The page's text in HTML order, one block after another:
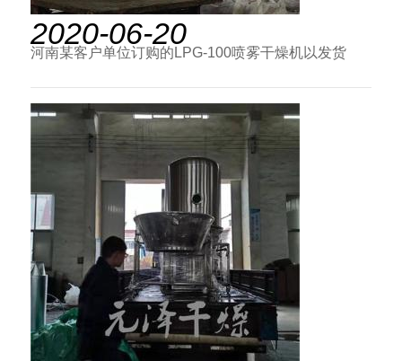
2020-06-20
河南某客户单位订购的LPG-100喷雾干燥机以发货